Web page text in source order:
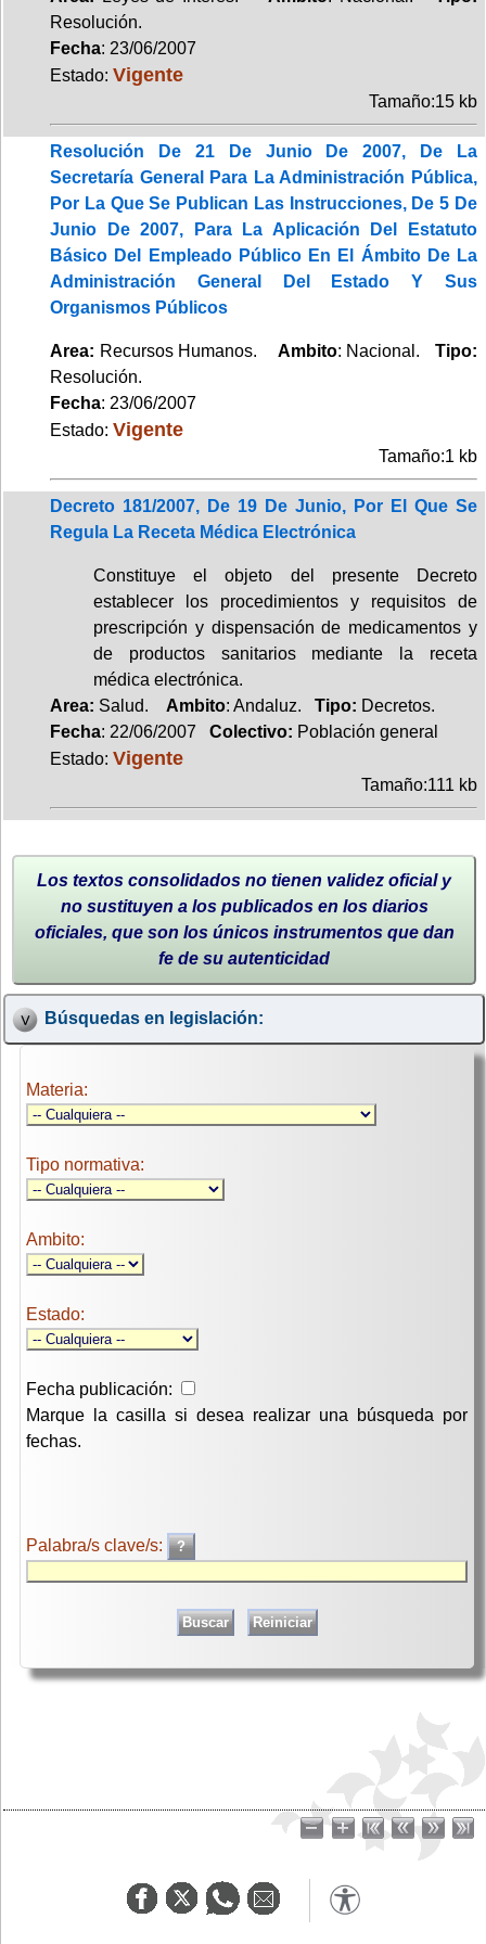
Resolución.
Fecha: 23/06/2007
Estado: Vigente
Tamaño:15 kb
Resolución De 21 De Junio De 2007, De La
Secretaría General Para La Administración Pública,
Por La Que Se Publican Las Instrucciones, De 5 De
Junio De 2007, Para La Aplicación Del Estatuto
Básico Del Empleado Público En El Ámbito De La
Administración General Del Estado Y Sus
Organismos Públicos
Area: Recursos Humanos. Ambito: Nacional.Tipo:
Resolución.
Fecha: 23/06/2007
Estado: Vigente
Tamaño:1 kb
Decreto 181/2007, De 19 De Junio, Por El Que Se
Regula La Receta Médica Electrónica
Constituye el objeto del presente Decreto
establecer los procedimientos y requisitos de
prescripción y dispensación de medicamentos y
de productos sanitarios mediante la receta
médica electrónica.
Area: Salud. Ambito: Andaluz. Tipo: Decretos.
Fecha: 22/06/2007 Colectivo: Población general
Estado: Vigente
Tamaño:111 kb
Los textos consolidados no tienen validez oficial y
no sustituyen a los publicados en los diarios
oficiales, que son los únicos instrumentos que dan
fe de su autenticidad
Búsquedas en legislación:
Materia:
Tipo normativa:
Ambito:
Estado:
Fecha publicación:
Marque la casilla si desea realizar una búsqueda por
fechas.
Palabra/s clave/s: